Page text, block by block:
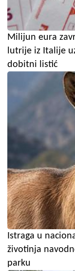
Milijun eura
lutrije iz Italije
dobitni listić
Istraga u
životinja
parku